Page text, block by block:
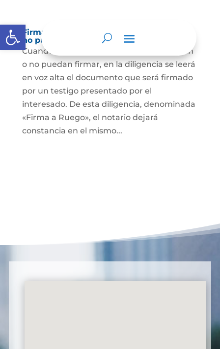
Abrir barra de herramientas
Firma a Ruego – Personas que no saben o
no puede firmar
Cuando se trate de personas que no sepan
o no puedan firmar, en la diligencia se leerá
en voz alta el documento que será firmado
por un testigo presentado por el
interesado. De esta diligencia, denominada
«Firma a Ruego», el notario dejará
constancia en el mismo...